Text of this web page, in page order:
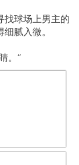
找球场上男主的
腻入微。
。“